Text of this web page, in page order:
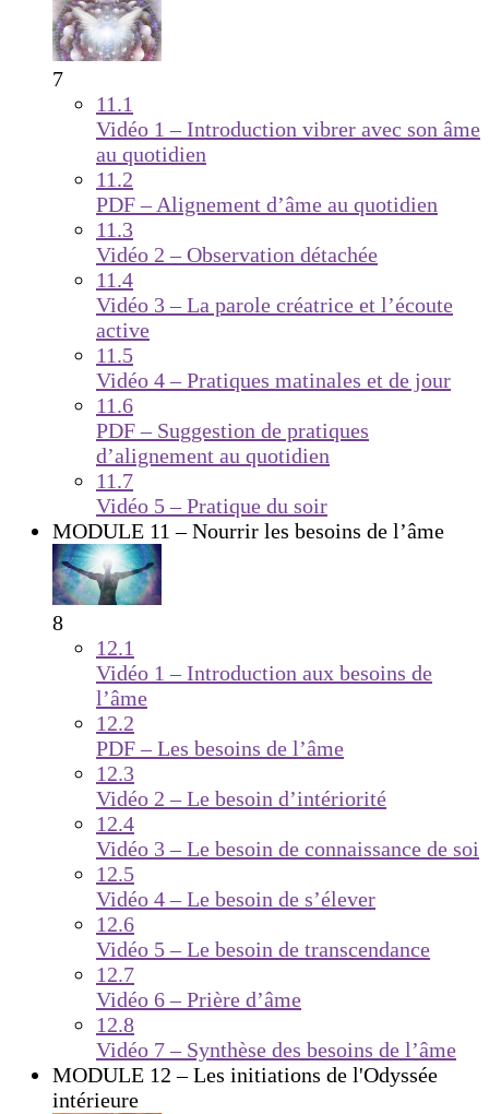
7
11.1
Vidéo 1 – Introduction vibrer avec son âme
au quotidien
11.2
PDF – Alignement d’âme au quotidien
11.3
Vidéo 2 – Observation détachée
11.4
Vidéo 3 – La parole créatrice et l’écoute
active
11.5
Vidéo 4 – Pratiques matinales et de jour
11.6
PDF – Suggestion de pratiques
d’alignement au quotidien
11.7
Vidéo 5 – Pratique du soir
MODULE 11 – Nourrir les besoins de l’âme
8
12.1
Vidéo 1 – Introduction aux besoins de
l’âme
12.2
PDF – Les besoins de l’âme
12.3
Vidéo 2 – Le besoin d’intériorité
12.4
Vidéo 3 – Le besoin de connaissance de soi
12.5
Vidéo 4 – Le besoin de s’élever
12.6
Vidéo 5 – Le besoin de transcendance
12.7
Vidéo 6 – Prière d’âme
12.8
Vidéo 7 – Synthèse des besoins de l’âme
MODULE 12 – Les initiations de l'Odyssée
intérieure